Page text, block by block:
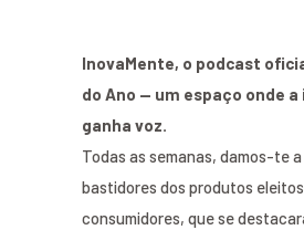
InovaMente, o podcast
do Ano — um espaço onde
ganha voz.
Todas as semanas, damos-te
bastidores dos produtos
consumidores, que se